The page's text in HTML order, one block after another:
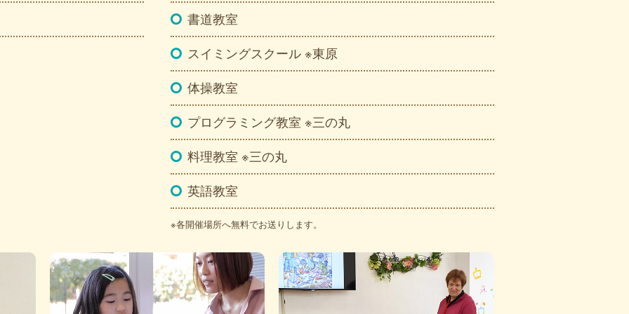
書道教室
スイミングスクール ※東原
体操教室
プログラミング教室 ※三の丸
料理教室 ※三の丸
英語教室
※各開催場所へ無料でお送りします。